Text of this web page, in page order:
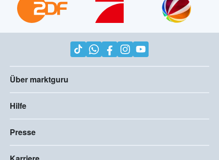
Über marktguru
Hilfe
Presse